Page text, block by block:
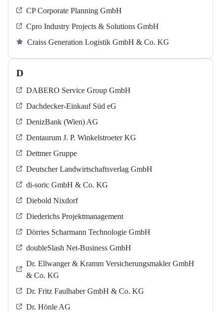
CP Corporate Planning GmbH
Cpro Industry Projects & Solutions GmbH
Craiss Generation Logistik GmbH & Co. KG
D
DABERO Service Group GmbH
Dachdecker-Einkauf Süd eG
DenizBank (Wien) AG
Dentaurum J. P. Winkelstroeter KG
Dettmer Gruppe
Deutscher Landwirtschaftsverlag GmbH
di-soric GmbH & Co. KG
Diebold Nixdorf
Diederichs Projektmanagement
Dörries Scharmann Technologie GmbH
doubleSlash Net-Business GmbH
Dr. Ellwanger & Kramm Versicherungsmakler GmbH
& Co. KG
Dr. Fritz Faulhaber GmbH & Co. KG
Dr. Hönle AG